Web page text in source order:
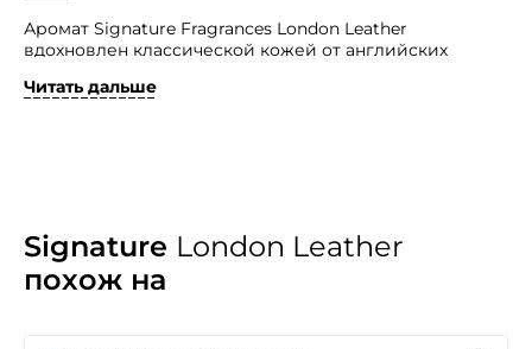
Аромат Signature Fragrances London Leather
вдохновлен классической кожей от английских
воспроизводит оригинальный аромат кожи,
кожи, а также сочетание цветущего ночью жасмина,
пачули и кедрового дерева придает звучанию
выразительное, современное ощущение, которое
Читать дальше
Signature London Leather
похож на